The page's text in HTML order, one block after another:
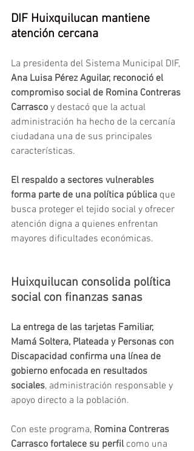
DIF Huixquilucan mantiene
atención cercana
La presidenta del Sistema Municipal DIF,
Ana Luisa Pérez Aguilar, reconoció el
compromiso social de Romina Contreras
Carrasco y destacó que la actual
administración ha hecho de la cercanía
ciudadana una de sus principales
características.
El respaldo a sectores vulnerables
forma parte de una política pública que
busca proteger el tejido social y ofrecer
atención digna a quienes enfrentan
mayores dificultades económicas.
Huixquilucan consolida política
social con finanzas sanas
La entrega de las tarjetas Familiar,
Mamá Soltera, Plateada y Personas con
Discapacidad confirma una línea de
gobierno enfocada en resultados
sociales, administración responsable y
apoyo directo a la población.
Con este programa, Romina Contreras
Carrasco fortalece su perfil como una